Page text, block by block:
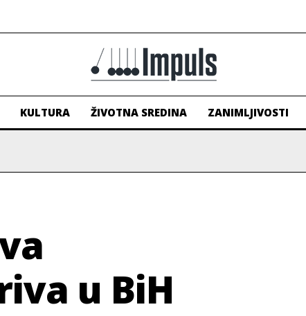
KULTURA ŽIVOTNA SREDINA ZANIMLJIVOSTI
u BiH